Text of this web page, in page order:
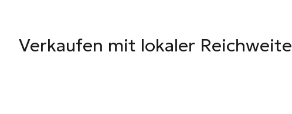
Verkaufen mit lokaler Reichweite